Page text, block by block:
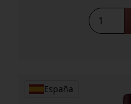
Tilenus
Vendimia
España